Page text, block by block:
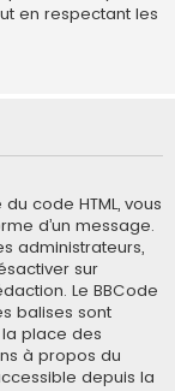
en respectant les
code HTML, vous
d’un message.
administrateurs,
sur
Le BBCode
balises sont
place des
à propos du
depuis la